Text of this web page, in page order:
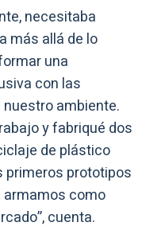
necesitaba
más allá de lo
una
con las
ambiente.
y fabriqué dos
de plástico
primeros prototipos
armamos como
cuenta.